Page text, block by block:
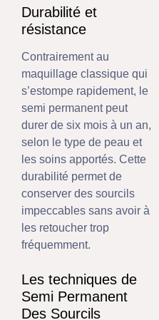
Durabilité et
résistance
Contrairement au
maquillage classique qui
s’estompe rapidement, le
semi permanent peut
durer de six mois à un an,
selon le type de peau et
les soins apportés. Cette
durabilité permet de
conserver des sourcils
impeccables sans avoir à
les retoucher trop
fréquemment.
Les techniques de
Semi Permanent
Des Sourcils